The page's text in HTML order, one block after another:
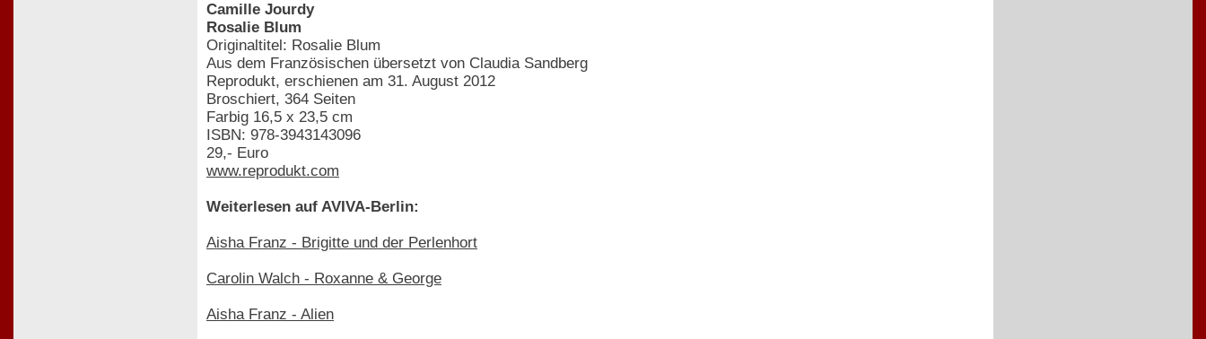
Camille Jourdy
Rosalie Blum
Originaltitel: Rosalie Blum
Aus dem Französischen übersetzt von Claudia Sandberg
Reprodukt, erschienen am 31. August 2012
Broschiert, 364 Seiten
Farbig 16,5 x 23,5 cm
ISBN: 978-3943143096
29,- Euro
www.reprodukt.com
Weiterlesen auf AVIVA-Berlin:
Aisha Franz - Brigitte und der Perlenhort
Carolin Walch - Roxanne & George
Aisha Franz - Alien